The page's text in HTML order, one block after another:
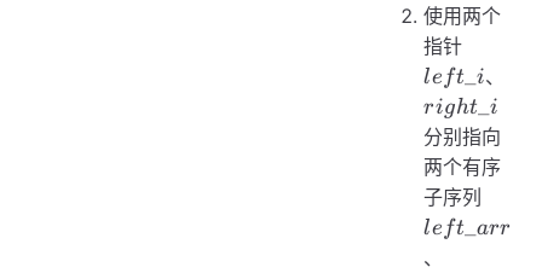
使用两个
指针
le ft i、
right i
分别指向
两个有序
子序列
le ft arr
、